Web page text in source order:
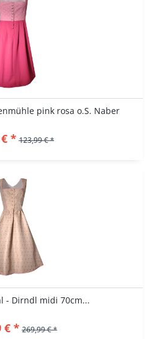
pink rosa o.S. Naber
* 123,99 € *
- Dirndl midi 70cm...
€ * 269,99 € *